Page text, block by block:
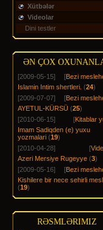
Xütbələr
Videolar
Dini testler
ƏN ÇOX
[2009-05-15] [Bezi
Islamin Intim shertleri. (24)
[2009-07-07]
[Bezi
AYETUL-KÜRSÜ (25)
[2010-06-15]
[Kitablar
Imam Sadiqden (e) yuxu
yozmalari (19)
[2010-04-28]
[
Azeri Mersiye Rugeyye (3)
[2009-05-16]
[Bezi
Kishilere bir nece sehirli
(19)
RƏSMLƏRIMIZ